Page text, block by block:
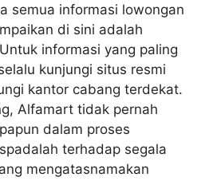
semua informasi lowongan
di sini adalah
informasi yang paling
kunjungi situs resmi
kantor cabang terdekat.
Alfamart tidak pernah
dalam proses
terhadap segala
mengatasnamakan